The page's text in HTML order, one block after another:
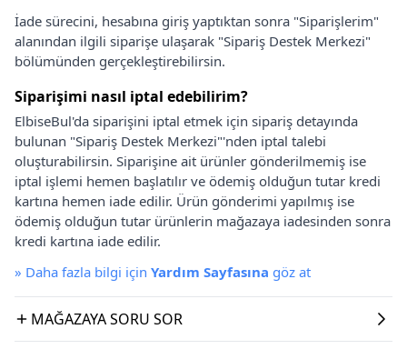
İade sürecini, hesabına giriş yaptıktan sonra "Siparişlerim"
alanından ilgili siparişe ulaşarak "Sipariş Destek Merkezi"
bölümünden gerçekleştirebilirsin.
Siparişimi nasıl iptal edebilirim?
ElbiseBul'da siparişini iptal etmek için sipariş detayında
bulunan "Sipariş Destek Merkezi"'nden iptal talebi
oluşturabilirsin. Siparişine ait ürünler gönderilmemiş ise
iptal işlemi hemen başlatılır ve ödemiş olduğun tutar kredi
kartına hemen iade edilir. Ürün gönderimi yapılmış ise
ödemiş olduğun tutar ürünlerin mağazaya iadesinden sonra
kredi kartına iade edilir.
» Daha fazla bilgi için Yardım Sayfasına göz at
MAĞAZAYA SORU SOR